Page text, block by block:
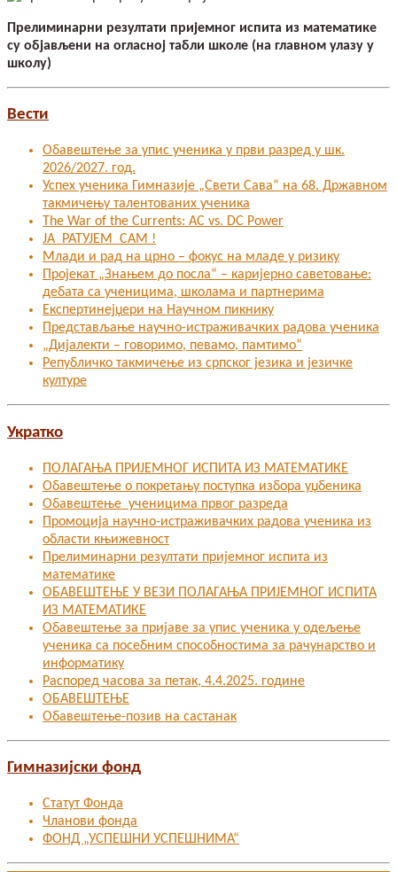
Прелиминарни резултати пријемног испита из математике
су објављени на огласној табли школе (на главном улазу у
школу)
Вести
Обавештење за упис ученика у први разред у шк.
2026/2027. год.
Успех ученика Гимназије „Свети Сава“ на 68. Државном
такмичењу талентованих ученика
The War of the Currents: AC vs. DC Power
ЈА РАТУЈЕМ САМ !
Млади и рад на црно – фокус на младе у ризику
Пројекат „Знањем до посла“ – каријерно саветовање:
дебата са ученицима, школама и партнерима
Експертинејџери на Научном пикнику
Представљање научно-истраживачких радова ученика
„Дијалекти – говоримо, певамо, памтимо“
Републичко такмичење из српског језика и језичке
културе
Укратко
ПОЛАГАЊА ПРИЈЕМНОГ ИСПИТА ИЗ МАТЕМАТИКЕ
Обавештење о покретању поступка избора уџбеника
Обавештење ученицима првог разреда
Промоција научно-истраживачких радова ученика из
области књижевност
Прелиминарни резултати пријемног испита из
математике
ОБАВЕШТЕЊЕ У ВЕЗИ ПОЛАГАЊА ПРИЈЕМНОГ ИСПИТА
ИЗ МАТЕМАТИКЕ
Oбавештење за пријаве за упис ученика у одељење
ученика са посебним способностима за рачунарство и
информатику
Распоред часова за петак, 4.4.2025. године
ОБАВЕШТЕЊЕ
Обавештење-позив на састанак
Гимназијски фонд
Статут Фонда
Чланови фонда
ФОНД „УСПЕШНИ УСПЕШНИМА“